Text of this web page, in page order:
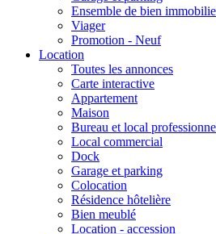
Ensemble de bien
Viager
Promotion - Neuf
Location
Toutes les annonces
Carte interactive
Appartement
Maison
Bureau et local
Local commercial
Dock
Garage et parking
Colocation
Résidence hôtelière
Bien meublé
Location - accession